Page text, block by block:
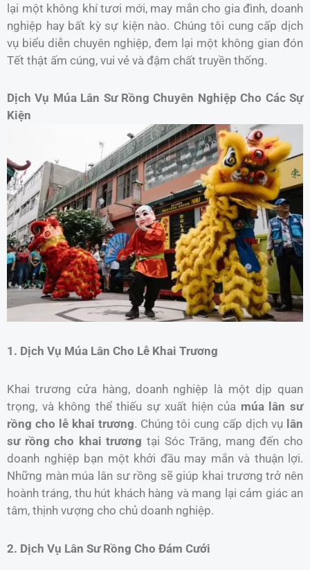
lại một không khí tươi mới, may mắn cho gia đình, doanh
nghiệp hay bất kỳ sự kiện nào. Chúng tôi cung cấp dịch
vụ biểu diễn chuyên nghiệp, đem lại một không gian đón
Tết thật ấm cúng, vui vẻ và đậm chất truyền thống.
Dịch Vụ Múa Lân Sư Rồng Chuyên Nghiệp Cho Các Sự
Kiện
1. Dịch Vụ Múa Lân Cho Lễ Khai Trương
Khai trương cửa hàng, doanh nghiệp là một dịp quan
trọng, và không thể thiếu sự xuất hiện của múa lân sư
rồng cho lễ khai trương. Chúng tôi cung cấp dịch vụ lân
sư rồng cho khai trương tại Sóc Trăng, mang đến cho
doanh nghiệp bạn một khởi đầu may mắn và thuận lợi.
Những màn múa lân sư rồng sẽ giúp khai trương trở nên
hoành tráng, thu hút khách hàng và mang lại cảm giác an
tâm, thịnh vượng cho chủ doanh nghiệp.
2. Dịch Vụ Lân Sư Rồng Cho Đám Cưới